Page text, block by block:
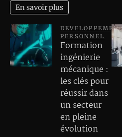
En savoir plus
PERSONNEL
Formation
ingénierie
mécanique :
les clés pour
réussir dans
un secteur
en pleine
évolution